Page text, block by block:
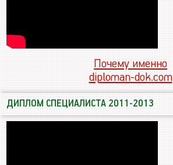
Почему именно
diploman-dok.com
ДИПЛОМ СПЕЦИАЛИСТА 2011-2013